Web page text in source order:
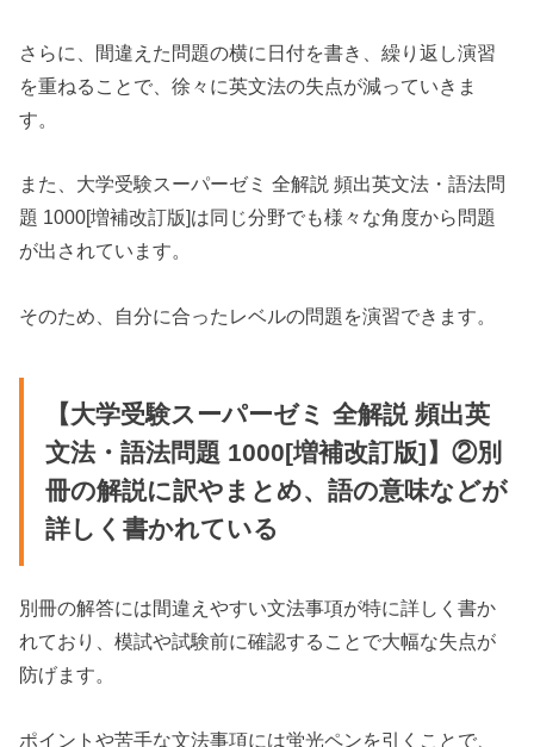
さらに、間違えた問題の横に日付を書き、繰り返し演習
を重ねることで、徐々に英文法の失点が減っていきま
す。
また、大学受験スーパーゼミ 全解説 頻出英文法・語法問
題 1000[増補改訂版]は同じ分野でも様々な角度から問題
が出されています。
そのため、自分に合ったレベルの問題を演習できます。
【大学受験スーパーゼミ 全解説 頻出英
文法・語法問題 1000[増補改訂版]】②別
冊の解説に訳やまとめ、語の意味などが
詳しく書かれている
別冊の解答には間違えやすい文法事項が特に詳しく書か
れており、模試や試験前に確認することで大幅な失点が
防げます。
ポイントや苦手な文法事項には蛍光ペンを引くことで、